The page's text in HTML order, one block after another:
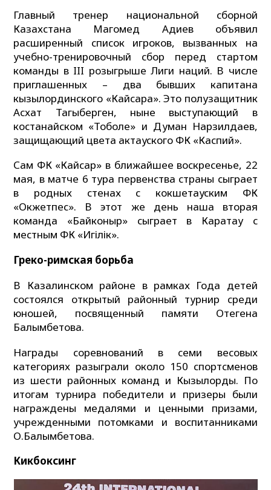
Главный тренер национальной сборной
Казахстана Магомед Адиев объявил
расширенный список игроков, вызванных на
учебно-тренировочный сбор перед стартом
команды в III розыгрыше Лиги наций. В числе
приглашенных – два бывших капитана
кызылординского «Кайсара». Это полузащитник
Асхат Тагыберген, ныне выступающий в
костанайском «Тоболе» и Думан Нарзилдаев,
защищающий цвета актауского ФК «Каспий».
Сам ФК «Кайсар» в ближайшее воскресенье, 22
мая, в матче 6 тура первенства страны сыграет
в родных стенах с кокшетауским ФК
«Окжетпес». В этот же день наша вторая
команда «Байконыр» сыграет в Каратау с
местным ФК «Игілік».
Греко-римская борьба
В Казалинском районе в рамках Года детей
состоялся открытый районный турнир среди
юношей, посвященный памяти Отегена
Балымбетова.
Награды соревнований в семи весовых
категориях разыграли около 150 спортсменов
из шести районных команд и Кызылорды. По
итогам турнира победители и призеры были
награждены медалями и ценными призами,
учрежденными потомками и воспитанниками
О.Балымбетова.
Кикбоксинг